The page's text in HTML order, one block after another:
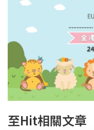
至Hit相關文章